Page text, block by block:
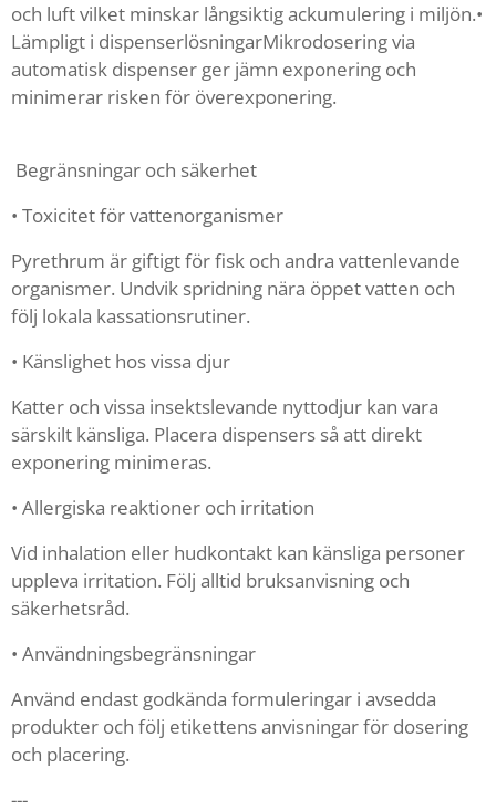
och luft vilket minskar långsiktig ackumulering i miljön.•
Lämpligt i dispenserlösningarMikrodosering via
automatisk dispenser ger jämn exponering och
minimerar risken för överexponering.
Begränsningar och säkerhet
• Toxicitet för vattenorganismer
Pyrethrum är giftigt för fisk och andra vattenlevande
organismer. Undvik spridning nära öppet vatten och
följ lokala kassationsrutiner.
• Känslighet hos vissa djur
Katter och vissa insektslevande nyttodjur kan vara
särskilt känsliga. Placera dispensers så att direkt
exponering minimeras.
• Allergiska reaktioner och irritation
Vid inhalation eller hudkontakt kan känsliga personer
uppleva irritation. Följ alltid bruksanvisning och
säkerhetsråd.
• Användningsbegränsningar
Använd endast godkända formuleringar i avsedda
produkter och följ etikettens anvisningar för dosering
och placering.
---